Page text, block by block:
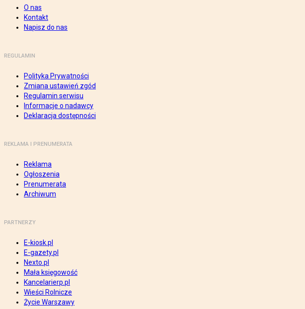
O nas
Kontakt
Napisz do nas
REGULAMIN
Polityka Prywatności
Zmiana ustawień zgód
Regulamin serwisu
Informacje o nadawcy
Deklaracja dostępności
REKLAMA I PRENUMERATA
Reklama
Ogłoszenia
Prenumerata
Archiwum
PARTNERZY
E-kiosk.pl
E-gazety.pl
Nexto.pl
Mała księgowość
Kancelarierp.pl
Wieści Rolnicze
Życie Warszawy